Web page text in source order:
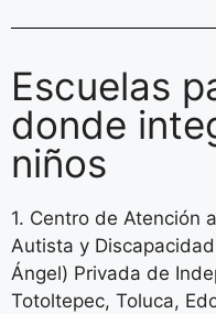
Escuelas
donde
niños
1. Centro de Atención
Autista y
Ángel) Privada de
Totoltepec, Toluca,